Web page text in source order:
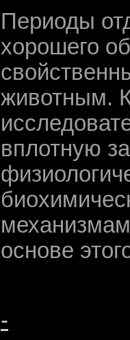
Периоды
хорошего
животным.
вплотную
основе
-